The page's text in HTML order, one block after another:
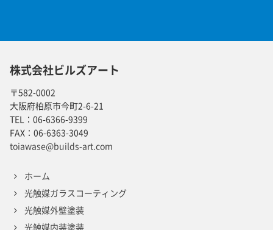
株式会社ビルズアート
〒582-0002
大阪府柏原市今町2-6-21
TEL： 06-6366-9399
FAX： 06-6363-3049
toiawase@builds-art.com
ホーム
光触媒ガラスコーティング
光触媒外壁塗装
光触媒内装塗装